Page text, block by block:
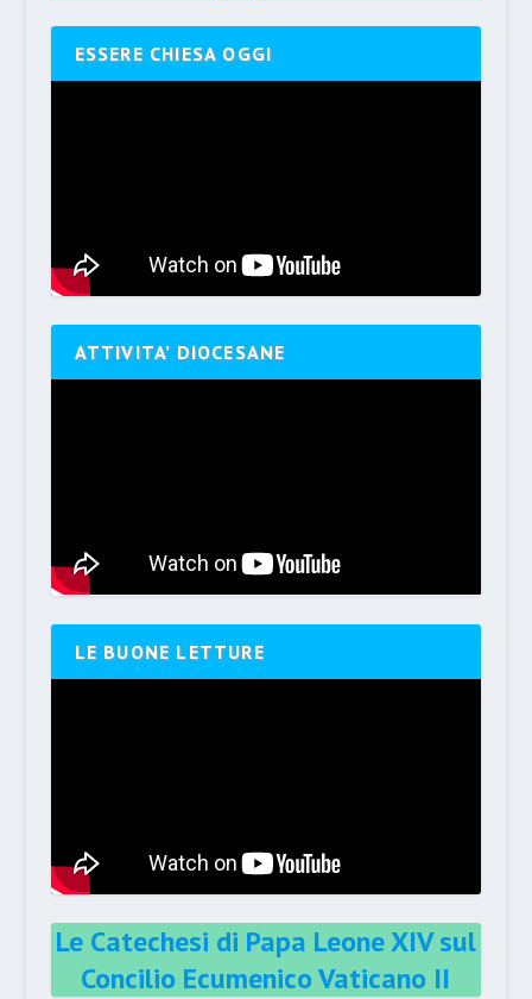
ESSERE CHIESA OGGI
ATTIVITA’ DIOCESANE
LE BUONE LETTURE
Le Catechesi di Papa Leone XIV sul
Concilio Ecumenico Vaticano II